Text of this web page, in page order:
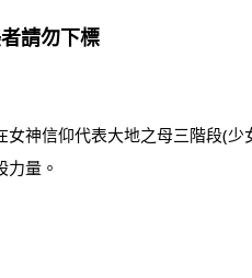
付款後門市自取
請勿下標
神信仰代表大地之母三階段(
量。